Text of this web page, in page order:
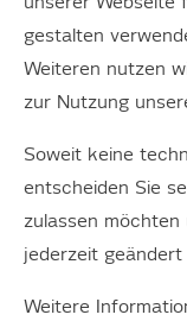
trägt den TitelMIT
im
mitarbeiten und
Im
Bürger*innenrat
klimaneutralen
gestalten
Weiteren nutzen
zur Nutzung
Soweit keine
entscheiden Sie
zulassen
jederzeit geändert
Weitere